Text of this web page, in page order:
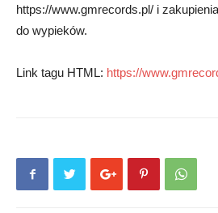
https://www.gmrecords.pl/ i
do wypieków.
Link tagu HTML: https://